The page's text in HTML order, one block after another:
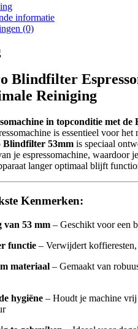
informatie
(0)
Blindfilter
Reiniging
in topconditie met
is essentieel voor het
Blindfilter 53mm is speciaal
je espressomachine, waardoor
langer optimaal blijft
Kenmerken:
van 53 mm – Geschikt voor een
functie – Verwijdert
materiaal – Gemaakt van
hygiëne – Houdt je machine